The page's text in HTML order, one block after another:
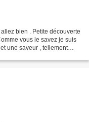
bien . Petite découverte
vous le savez je suis
une saveur , tellement